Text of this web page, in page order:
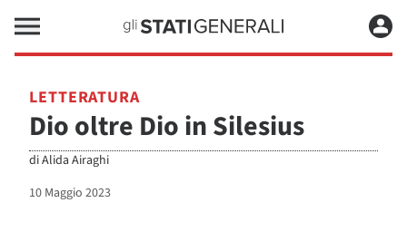
LETTERATURA
Dio oltre Dio in Silesius
diAlida Airaghi
10 Maggio 2023